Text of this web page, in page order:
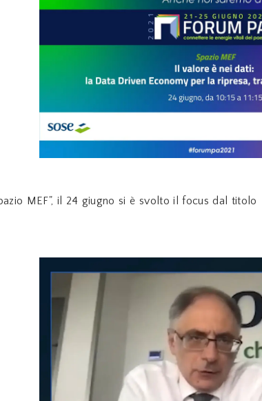
MEF", il 24 giugno si è svolto il focus dal titolo